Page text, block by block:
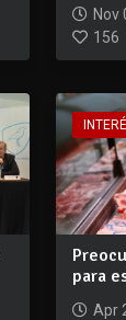
Nov
156
para
Apr